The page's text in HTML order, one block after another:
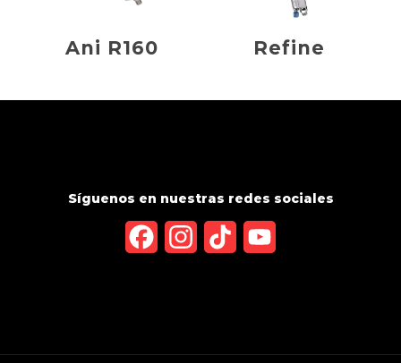
Ani R160 Refine
Síguenos en nuestras redes sociales
FacebookInstagram
TikTok